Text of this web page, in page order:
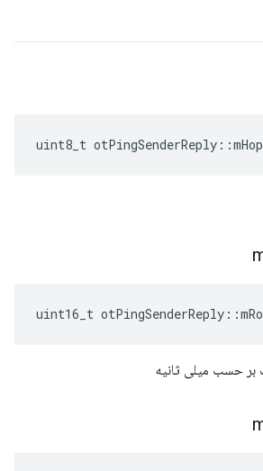
uint8_t otPingSenderReply ::
uint16_t otPingSenderReply ::
حسب میلی ثانیه